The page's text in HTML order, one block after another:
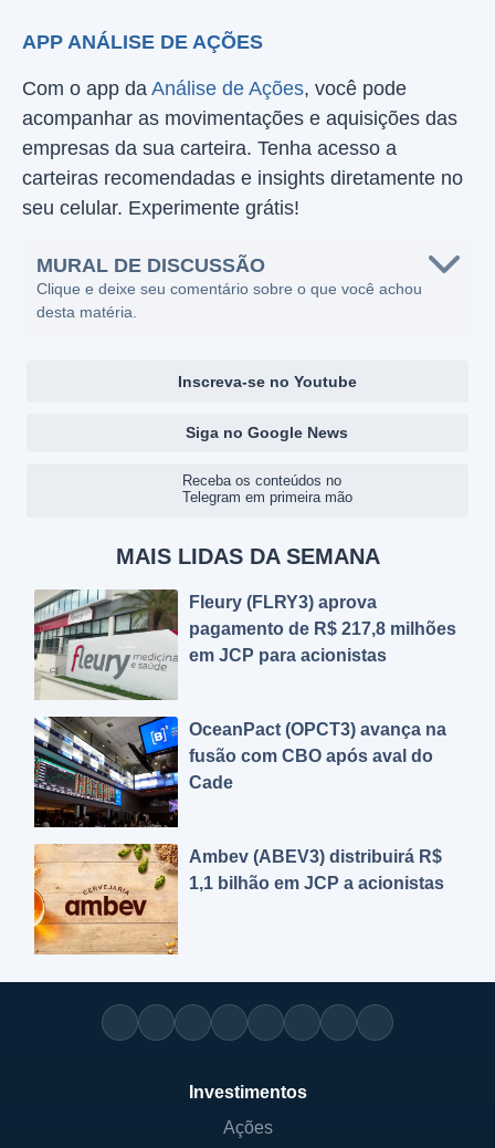
APP ANÁLISE DE AÇÕES
Com o app da Análise de Ações, você pode
acompanhar as movimentações e aquisições das
empresas da sua carteira. Tenha acesso a
carteiras recomendadas e insights diretamente no
seu celular. Experimente grátis!
MURAL DE DISCUSSÃO
Clique e deixe seu comentário sobre o que você achou
desta matéria.
Inscreva-se no Youtube
Siga no Google News
Receba os conteúdos no
Telegram em primeira mão
MAIS LIDAS DA SEMANA
Fleury (FLRY3) aprova
pagamento de R$ 217,8 milhões
em JCP para acionistas
OceanPact (OPCT3) avança na
fusão com CBO após aval do
Cade
Ambev (ABEV3) distribuirá R$
1,1 bilhão em JCP a acionistas
Investimentos
Ações